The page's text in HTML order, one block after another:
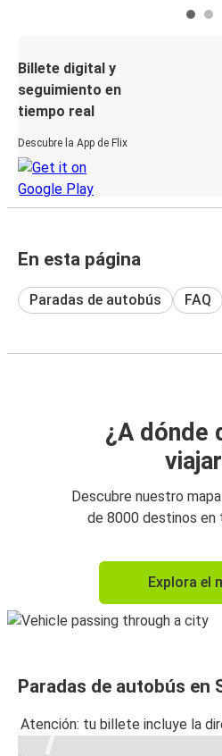
Billete digital y
seguimiento en
tiempo real
Descubre la App de Flix
En esta página
Paradas de autobús FAQ
¿A dónde
Descubre nuestro
de 8000 destinos en
Explora el
Paradas de autobús en
Atención: tu billete incluye la